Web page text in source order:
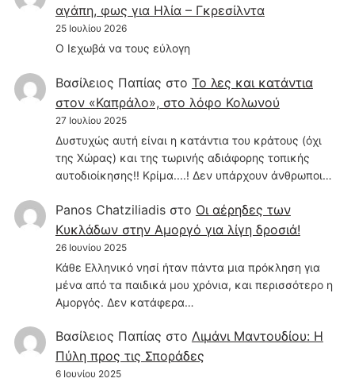
αγάπη, φως για Ηλία – Γκρεσίλντα
25 Ιουλίου 2026
Ο Ιεχωβά να τους εύλογη
Βασίλειος Παπίας στο Το λες και κατάντια
στον «Καπράλο», στο λόφο Κολωνού
27 Ιουλίου 2025
Δυστυχώς αυτή είναι η κατάντια του κράτους (όχι
της Χώρας) και της τωρινής αδιάφορης τοπικής
αυτοδιοίκησης!! Κρίμα....! Δεν υπάρχουν άνθρωποι…
Panos Chatziliadisστο Οι αέρηδες των
Κυκλάδων στην Αμοργό για λίγη δροσιά!
26 Ιουνίου 2025
Κάθε Ελληνικό νησί ήταν πάντα μια πρόκληση για
μένα από τα παιδικά μου χρόνια, και περισσότερο η
Αμοργός. Δεν κατάφερα…
Βασίλειος Παπίας στο Λιμάνι Μαντουδίου: Η
Πύλη προς τις Σποράδες
6 Ιουνίου 2025